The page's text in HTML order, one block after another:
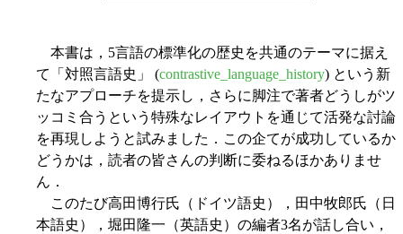
本書は，5言語の標準化の歴史を共通のテーマに据え
て「対照言語史」 (contrastive_language_history) という新
たなアプローチを提示し，さらに脚注で著者どうしがツ
ッコミ合うという特殊なレイアウトを通じて活発な討論
を再現しようと試みました．この企てが成功しているか
どうかは，読者の皆さんの判断に委ねるほかありませ
ん．
このたび高田博行氏（ドイツ語史），田中牧郎氏（日
本語史），堀田隆一（英語史）の編者3名が話し合い，